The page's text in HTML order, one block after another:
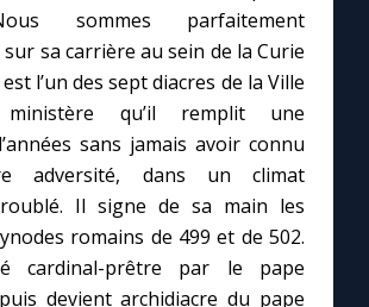
sommes parfaitement
sa carrière au sein de la Curie
l’un des sept diacres de la Ville
ministère qu’il remplit une
sans jamais avoir connu
adversité, dans un climat
Il signe de sa main les
romains de 499 et de 502.
cardinal-prêtre par le pape
devient archidiacre du pape